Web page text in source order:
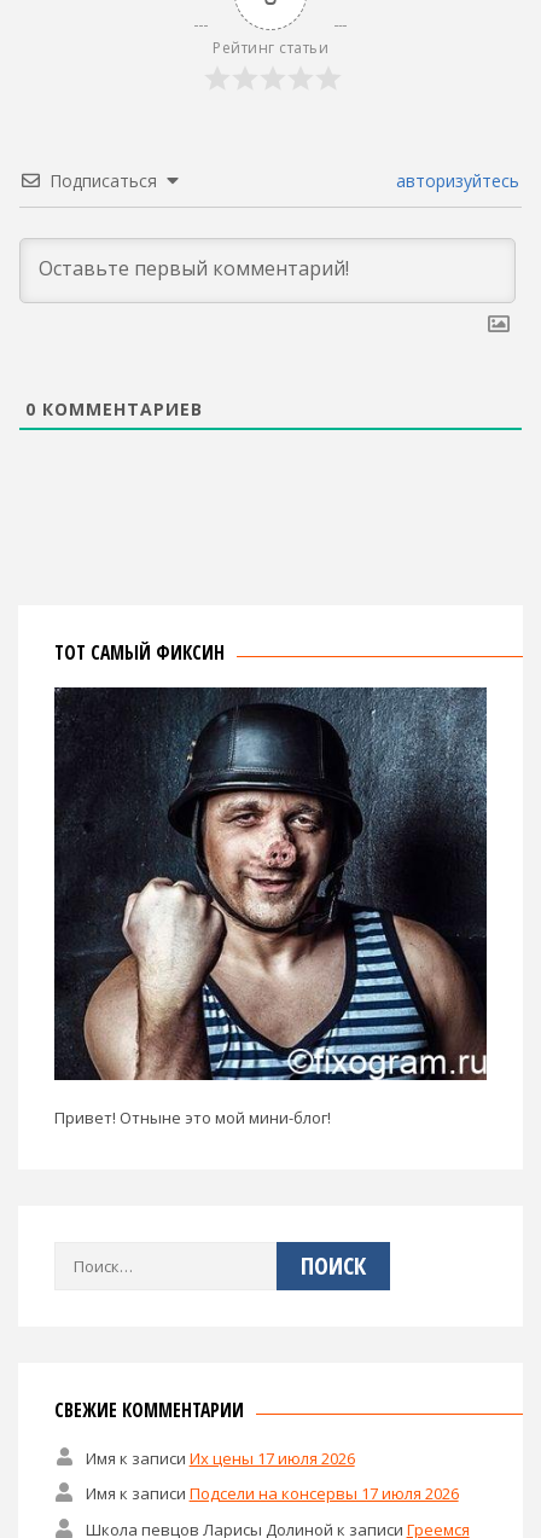
Рейтинг статьи
Подписаться авторизуйтесь
0 КОММЕНТАРИЕВ
ТОТ САМЫЙ ФИКСИН
Привет! Отныне это мой мини-блог!
Найти:
СВЕЖИЕ КОММЕНТАРИИ
Имя к записи Их цены 17 июля 2026
Имя к записи Подсели на консервы 17 июля 2026
Школа певцов Ларисы Долиной к записи Греемся